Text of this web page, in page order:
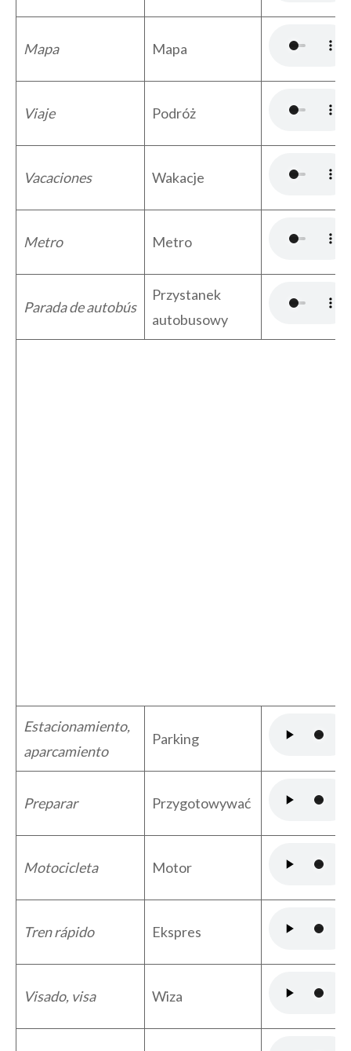
Mapa Mapa
Viaje Podróż
Vacaciones Wakacje
Metro Metro
Parada de autobús
Przystanek
autobusowy
Estacionamiento,
aparcamiento
Parking
Preparar Przygotowywać
Motocicleta Motor
Tren rápido Ekspres
Visado, visa Wiza